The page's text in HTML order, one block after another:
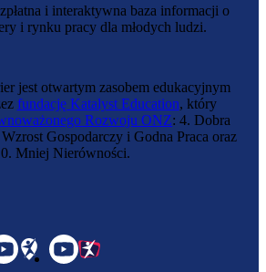
i interaktywna baza informacji o
i rynku pracy dla młodych ludzi.
jest otwartym zasobem edukacyjnym
fundację Katalyst Education, który
Rozwoju ONZ: 4. Dobra
Gospodarczy i Godna Praca oraz
Mniej Nierówności.